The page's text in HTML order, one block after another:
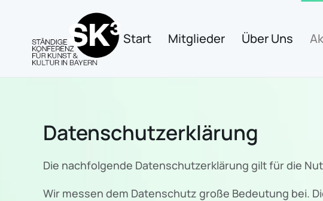
Zum Hauptinhalt springen
Start Mitglieder Über Uns
Datenschutzerklärung
Die nachfolgende Datenschutzerklärung gilt für die
Wir messen dem Datenschutz große Bedeutung bei.